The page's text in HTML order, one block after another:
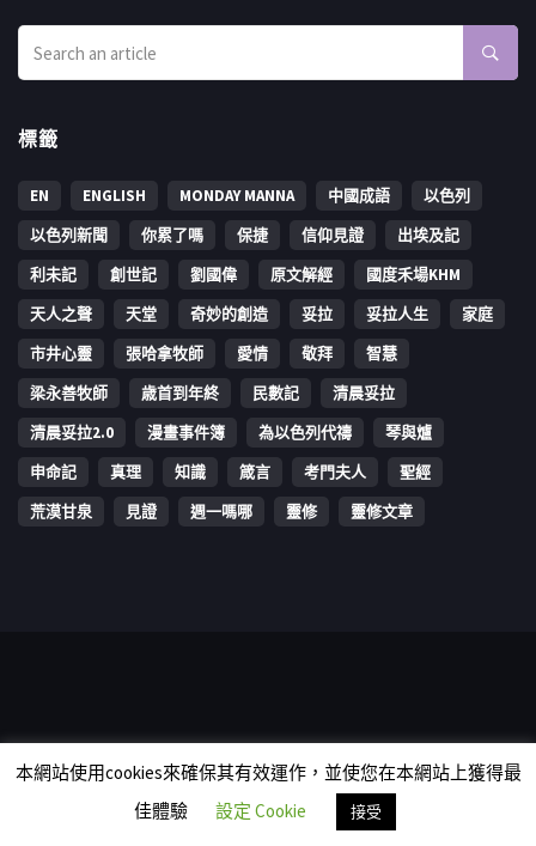
標籤
EN ENGLISH MONDAY MANNA 中國成語
以色列
以色列新聞
你累了嗎 保捷 信仰見證
出埃及記
利未記
創世記 劉國偉 原文解經
國度禾場KHM
天人之聲
天堂 奇妙的創造 妥拉 妥拉人生
家庭
市井心靈
張哈拿牧師 愛情 敬拜
智慧
梁永善牧師
歳首到年終 民數記
清晨妥拉
清晨妥拉2.0
漫畫事件簿 為以色列代禱
琴與爐
申命記
真理 知識 箴言 考門夫人
聖經
荒漠甘泉
見證 週一嗎哪 靈修 靈修文章
rights reserved.
本網站使用cookies來確保其有效運作，並使您在本網站上獲得最
佳體驗
設定 Cookie 接受